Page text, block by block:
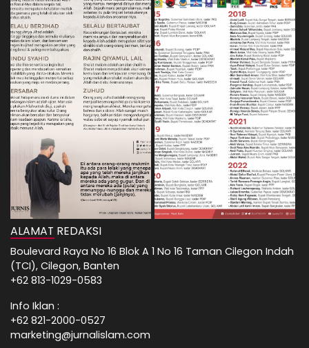
ALAMAT REDAKSI
Boulevard Raya No 16 Blok A 1 No 16 Taman Cilegon Indah
(TCI), Cilegon, Banten
+62 813-1029-0583
Info Iklan :
+62 821-2000-0527
marketing@jurnalislam.com